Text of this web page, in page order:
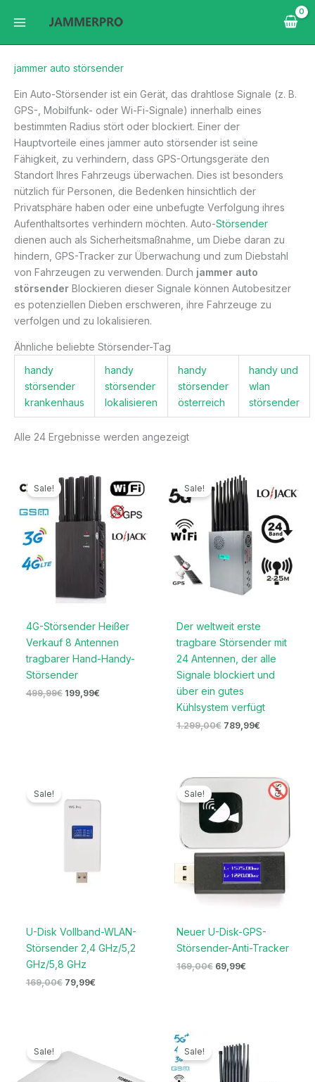
Inhalt
jammer auto störsender
Ein Auto-Störsender ist ein Gerät, das drahtlose Signale (z. B.
GPS-, Mobilfunk- oder Wi-Fi-Signale) innerhalb eines
bestimmten Radius stört oder blockiert. Einer der
Hauptvorteile eines jammer auto störsender ist seine
Fähigkeit, zu verhindern, dass GPS-Ortungsgeräte den
Standort Ihres Fahrzeugs überwachen. Dies ist besonders
nützlich für Personen, die Bedenken hinsichtlich der
Privatsphäre haben oder eine unbefugte Verfolgung ihres
Aufenthaltsortes verhindern möchten. Auto-Störsender
dienen auch als Sicherheitsmaßnahme, um Diebe daran zu
hindern, GPS-Tracker zur Überwachung und zum Diebstahl
von Fahrzeugen zu verwenden. Durch jammer auto
störsender Blockieren dieser Signale können Autobesitzer
es potenziellen Dieben erschweren, ihre Fahrzeuge zu
verfolgen und zu lokalisieren.
Ähnliche beliebte Störsender-Tag
handy
störsender
krankenhaus
handy
störsender
lokalisieren
handy
störsender
österreich
handy und
wlan
störsender
Alle 24 Ergebnisse werden angezeigt
Sale!
4G-Störsender Heißer
Verkauf 8 Antennen
tragbarer Hand-Handy-
Störsender
499,99€
Preis
war:
499,99€
199,99€
Preis
ist:
199,99€.
Sale!
Der weltweit erste
tragbare Störsender mit
24 Antennen, der alle
Signale blockiert und
über ein gutes
Kühlsystem verfügt
1.299,00€
Preis
war:
1.299,00€
789,99€
ist:
Sale!
U-Disk Vollband-WLAN-
Störsender 2,4 GHz/5,2
GHz/5,8 GHz
169,00€
war:
169,00€
79,99€
ist:
Sale!
Neuer U-Disk-GPS-
Störsender-Anti-Tracker
169,00€
Ursprünglicher
war:
169,00€
69,99€
Aktueller
Sale!
war:
699,00€329,99€.
Sale!
Preis
war:
1.599,00€